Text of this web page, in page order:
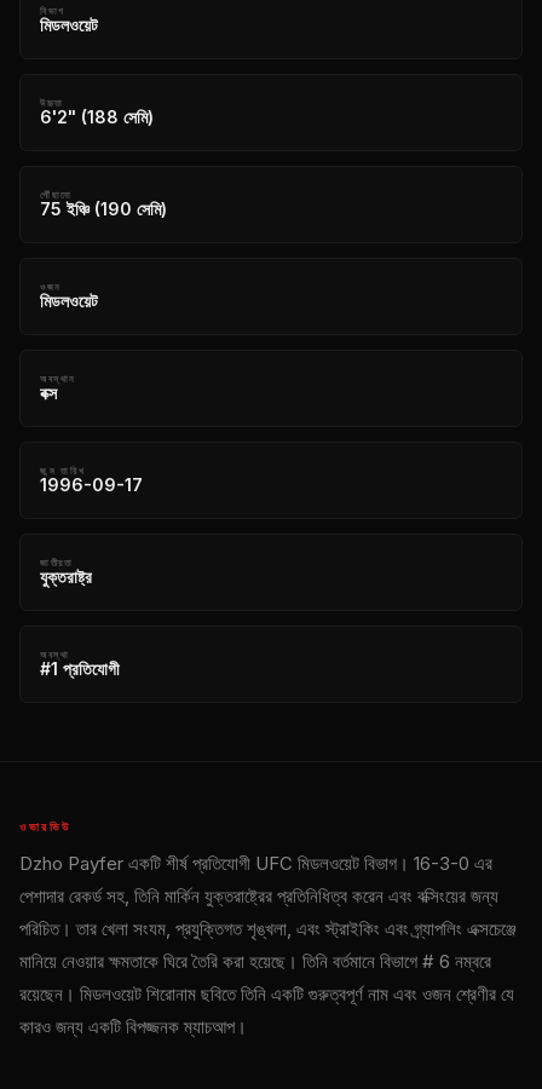
বিভাগ
মিডলওয়েট
উচ্চতা
6'2" (188 সেমি)
পৌঁছানো
75 ইঞ্চি (190 সেমি)
ওজন
মিডলওয়েট
অবস্থান
বক্স
জন্ম তারিখ
1996-09-17
জাতীয়তা
যুক্তরাষ্ট্র
অবস্থা
#1 প্রতিযোগী
ওভারভিউ
Dzho Payfer একটি শীর্ষ প্রতিযোগী UFC মিডলওয়েট বিভাগ। 16-3-0 এর
পেশাদার রেকর্ড সহ, তিনি মার্কিন যুক্তরাষ্ট্রের প্রতিনিধিত্ব করেন এবং বক্সিংয়ের জন্য
পরিচিত। তার খেলা সংযম, প্রযুক্তিগত শৃঙ্খলা, এবং স্ট্রাইকিং এবং গ্র্যাপলিং এক্সচেঞ্জে
মানিয়ে নেওয়ার ক্ষমতাকে ঘিরে তৈরি করা হয়েছে। তিনি বর্তমানে বিভাগে # 6 নম্বরে
রয়েছেন। মিডলওয়েট শিরোনাম ছবিতে তিনি একটি গুরুত্বপূর্ণ নাম এবং ওজন শ্রেণীর যে
কারও জন্য একটি বিপজ্জনক ম্যাচআপ।